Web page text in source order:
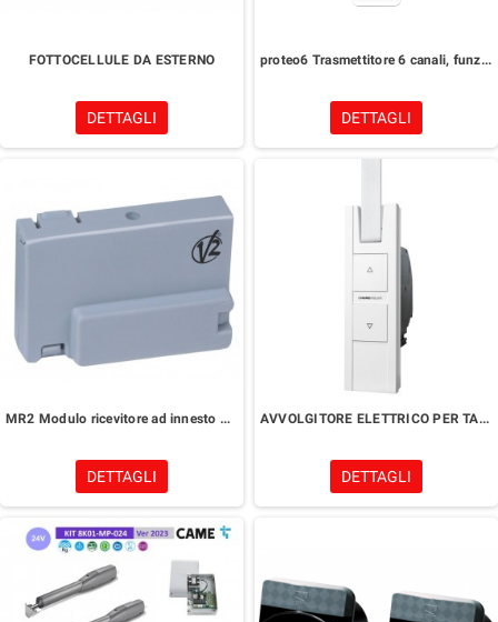
FOTTOCELLULE DA ESTERNO
DETTAGLI
proteo6 Trasmettitore 6 canali, funzione sole ON/OFF
DETTAGLI
MR2 Modulo ricevitore ad innesto per centrali di comando V2
DETTAGLI
AVVOLGITORE ELETTRICO PER TAPPARELLE
DETTAGLI